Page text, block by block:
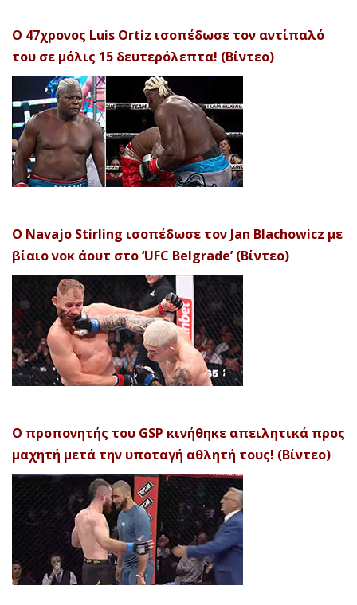
Ο 47χρονος Luis Ortiz ισοπέδωσε τον αντίπαλό
του σε μόλις 15 δευτερόλεπτα! (Βίντεο)
Ο Navajo Stirling ισοπέδωσε τον Jan Blachowicz με
βίαιο νοκ άουτ στο ‘UFC Belgrade’ (Βίντεο)
Ο προπονητής του GSP κινήθηκε απειλητικά προς
μαχητή μετά την υποταγή αθλητή τους! (Βίντεο)